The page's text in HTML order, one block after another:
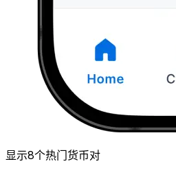
显示8个热门货币对